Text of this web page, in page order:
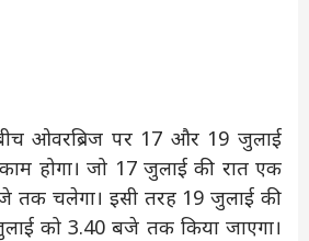
ओवरब्रिज पर 17 और 19 जुलाई
काम होगा। जो 17 जुलाई की रात एक
चलेगा। इसी तरह 19 जुलाई की
को 3.40 बजे तक किया जाएगा।